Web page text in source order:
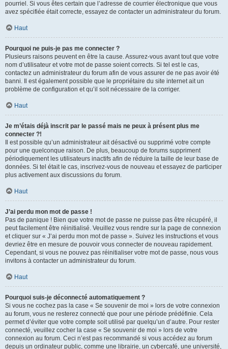
pourriel. Si vous êtes certain que l’adresse de courrier électronique que vous
avez spécifiée était correcte, essayez de contacter un administrateur du forum.
Haut
Pourquoi ne puis-je pas me connecter ?
Plusieurs raisons peuvent en être la cause. Assurez-vous avant tout que votre
nom d’utilisateur et votre mot de passe soient corrects. Si tel est le cas,
contactez un administrateur du forum afin de vous assurer de ne pas avoir été
banni. Il est également possible que le propriétaire du site internet ait un
problème de configuration et qu’il soit nécessaire de la corriger.
Haut
Je m’étais déjà inscrit par le passé mais ne peux à présent plus me
connecter ?!
Il est possible qu’un administrateur ait désactivé ou supprimé votre compte
pour une quelconque raison. De plus, beaucoup de forums suppriment
périodiquement les utilisateurs inactifs afin de réduire la taille de leur base de
données. Si tel était le cas, inscrivez-vous de nouveau et essayez de participer
plus activement aux discussions du forum.
Haut
J’ai perdu mon mot de passe !
Pas de panique ! Bien que votre mot de passe ne puisse pas être récupéré, il
peut facilement être réinitialisé. Veuillez vous rendre sur la page de connexion
et cliquer sur « J’ai perdu mon mot de passe ». Suivez les instructions et vous
devriez être en mesure de pouvoir vous connecter de nouveau rapidement.
Cependant, si vous ne pouvez pas réinitialiser votre mot de passe, nous vous
invitons à contacter un administrateur du forum.
Haut
Pourquoi suis-je déconnecté automatiquement ?
Si vous ne cochez pas la case « Se souvenir de moi » lors de votre connexion
au forum, vous ne resterez connecté que pour une période prédéfinie. Cela
permet d’éviter que votre compte soit utilisé par quelqu’un d’autre. Pour rester
connecté, veuillez cocher la case « Se souvenir de moi » lors de votre
connexion au forum. Ceci n’est pas recommandé si vous accédez au forum
depuis un ordinateur public, comme une librairie, un cybercafé, une université,